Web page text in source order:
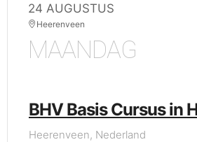
24 AUGUSTUS
Heerenveen
MAANDAG
BHV Basis Cursus in
Heerenveen, Nederland